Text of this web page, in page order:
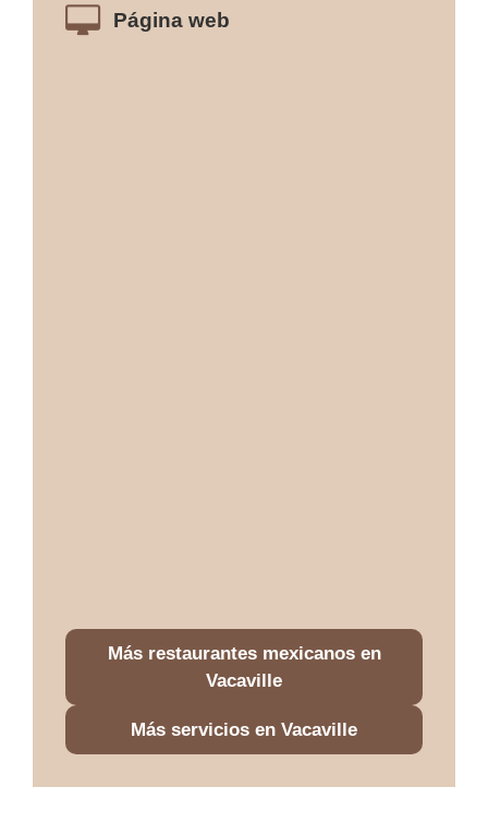
Página web
Más restaurantes mexicanos en
Vacaville
Más servicios en Vacaville